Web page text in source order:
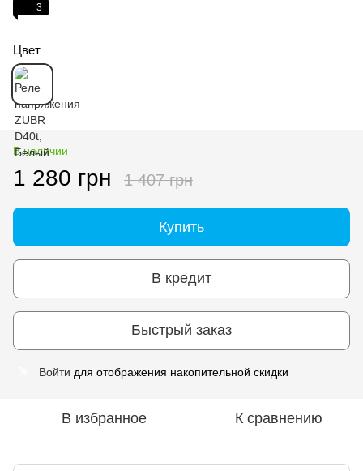
3
Цвет
В наличии
1 280 грн 1 407 грн
Купить
В кредит
Быстрый заказ
Войти для отображения накопительной скидки
В избранное К сравнению